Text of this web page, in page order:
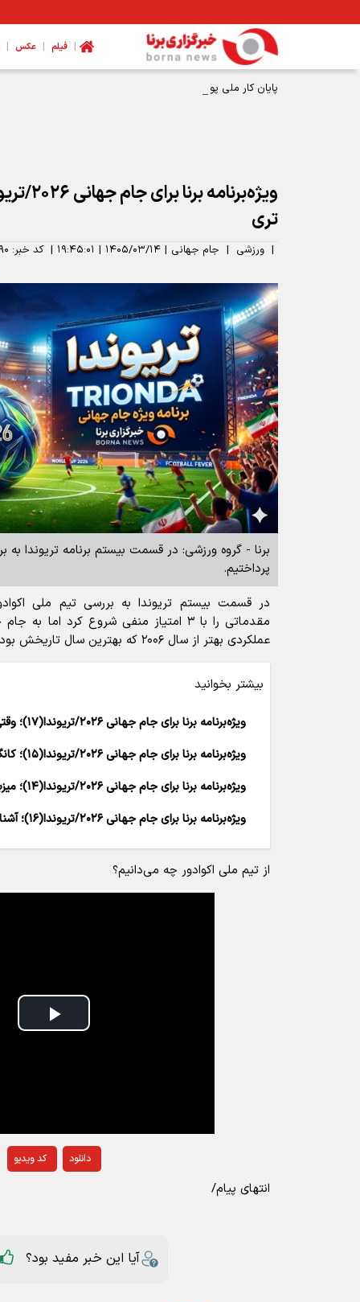
| فیلم | عکس |
پایان کار ملی پوشان دو و میدانی ایران در جام بلاروس/ زارعی
تری
| ورزشی | جام جهانی | ۱۴۰۵/۰۳/۱۴ | ۱۹:۴۵:۰۱ | کد خبر:
برنا - گروه ورزشی: در قسمت بیستم برنامه تریوندا به
پرداختیم.
در قسمت بیستم تریوندا به بررسی تیم ملی
مقدماتی را با ۳ امتیاز منفی شروع کرد
عملکردی بهتر از سال ۲۰۰۶ که بهترین سال تاریخش بود، نشان دهد.
بیشتر بخوانید
ویژه‌برنامه برنا برای جام جهانی ۲۰۲۶/تریوندا(۱۷)؛ وقتی ژرمن‌ها غیرجذاب شدند
ویژه‌برنامه برنا برای جام جهانی ۲۰۲۶/تریوندا(۱۵)؛ کانگوروها وارد می‌شوند
ویژه‌برنامه برنا برای جام جهانی ۲۰۲۶/تریوندا(۱۴)؛ میزبان بیگانه با فوتبال
ویژه‌برنامه برنا برای جام جهانی ۲۰۲۶/تریوندا(۱۶)؛ آشنایی با سرزمین آرپا
از تیم ملی اکوادور چه می‌دانیم؟
Play
کد ویدیو دانلود
انتهای پیام/
آیا این خبر مفید بود؟